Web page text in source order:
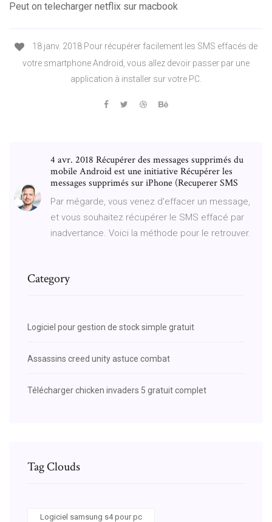
Peut on telecharger netflix sur macbook
18 janv. 2018 Pour récupérer facilement les SMS effacés de
votre smartphone Android, vous allez devoir passer par une
application à installer sur votre PC.
4 avr. 2018 Récupérer des messages supprimés du
mobile Android est une initiative Récupérer les
messages supprimés sur iPhone (Recuperer SMS
Par mégarde, vous venez d'effacer un message,
et vous souhaitez récupérer le SMS effacé par
inadvertance. Voici la méthode pour le retrouver.
Category
Logiciel pour gestion de stock simple gratuit
Assassins creed unity astuce combat
Télécharger chicken invaders 5 gratuit complet
Tag Clouds
Logiciel samsung s4 pour pc